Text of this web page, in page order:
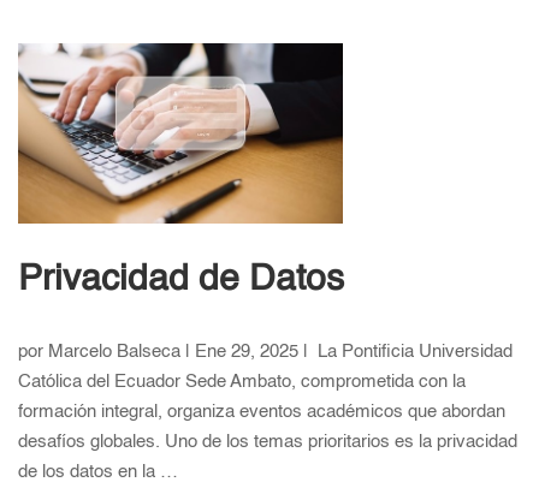
Privacidad de Datos
por Marcelo Balseca | Ene 29, 2025 | La Pontificia Universidad
Católica del Ecuador Sede Ambato, comprometida con la
formación integral, organiza eventos académicos que abordan
desafíos globales. Uno de los temas prioritarios es la privacidad
de los datos en la …